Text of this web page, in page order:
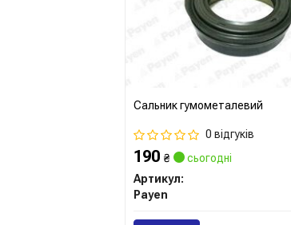
Сальник гумометалевий
0 відгуків
190 ₴
сьогодні
Артикул:
Payen